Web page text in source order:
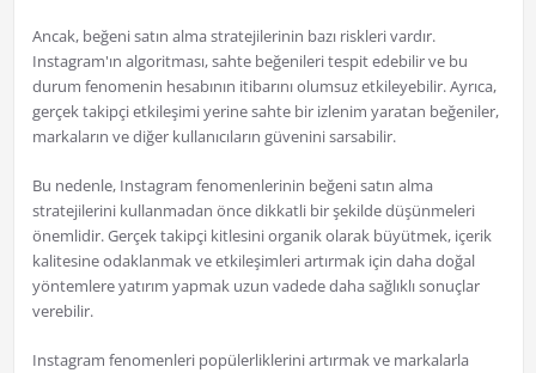
Ancak, beğeni satın alma stratejilerinin bazı riskleri vardır.
Instagram'ın algoritması, sahte beğenileri tespit edebilir ve bu
durum fenomenin hesabının itibarını olumsuz etkileyebilir. Ayrıca,
gerçek takipçi etkileşimi yerine sahte bir izlenim yaratan beğeniler,
markaların ve diğer kullanıcıların güvenini sarsabilir.
Bu nedenle, Instagram fenomenlerinin beğeni satın alma
stratejilerini kullanmadan önce dikkatli bir şekilde düşünmeleri
önemlidir. Gerçek takipçi kitlesini organik olarak büyütmek, içerik
kalitesine odaklanmak ve etkileşimleri artırmak için daha doğal
yöntemlere yatırım yapmak uzun vadede daha sağlıklı sonuçlar
verebilir.
Instagram fenomenleri popülerliklerini artırmak ve markalarla